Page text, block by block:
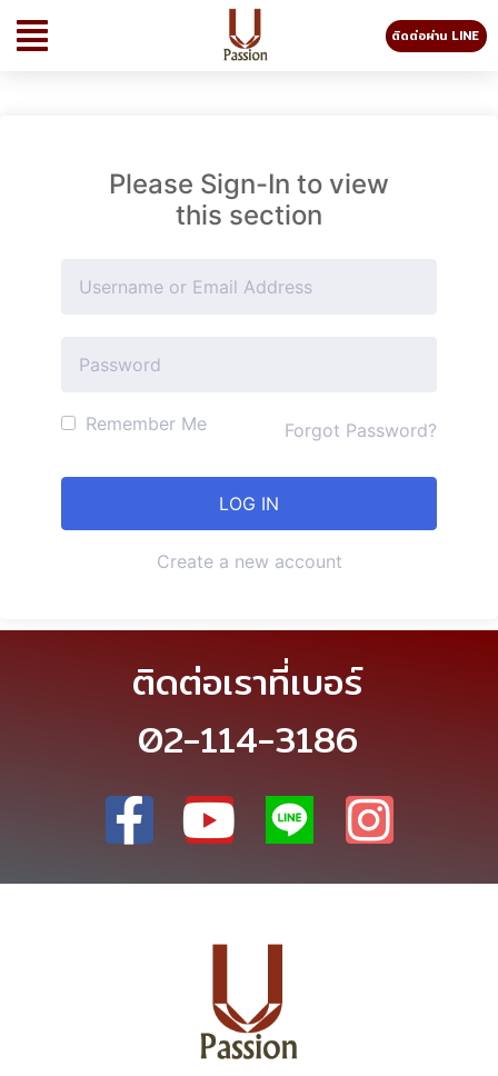
ติดต่อผ่าน LINE
Please Sign-In to view
this section
Remember Me Forgot Password?
Create a new account
ติดต่อเราที่เบอร์
02-114-3186